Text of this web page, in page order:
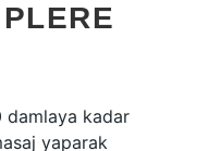
damlaya kadar
yaparak